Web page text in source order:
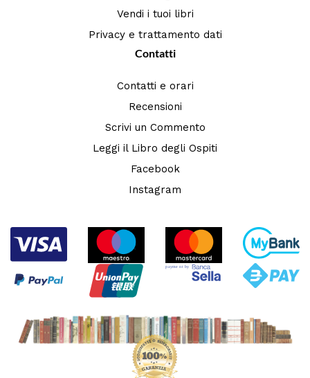
Vendi i tuoi libri
Privacy e trattamento dati
Contatti
Contatti e orari
Recensioni
Scrivi un Commento
Leggi il Libro degli Ospiti
Facebook
Instagram